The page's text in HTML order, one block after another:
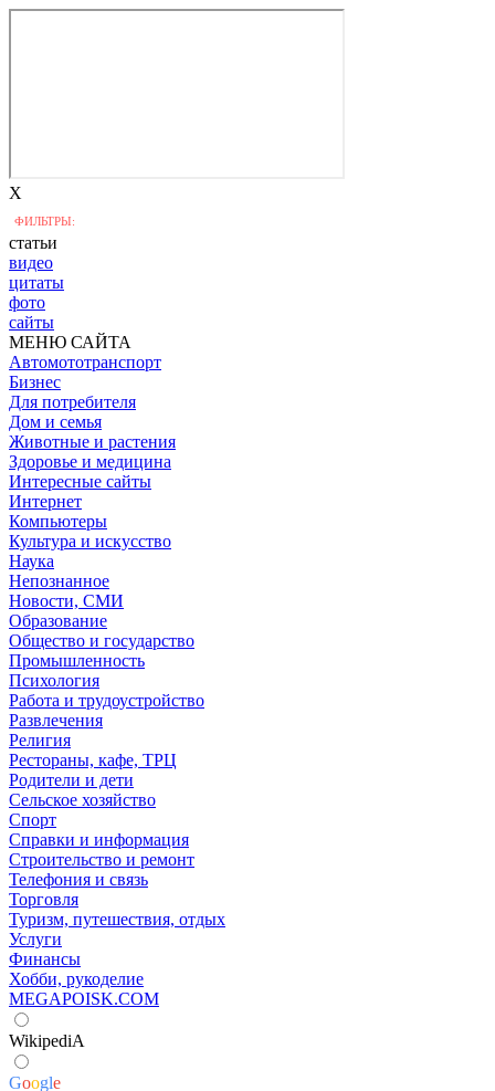
X
ФИЛЬТРЫ:
статьи
видео
цитаты
фото
сайты
МЕНЮ САЙТА
Автомототранспорт
Бизнес
Для потребителя
Дом и семья
Животные и растения
Здоровье и медицина
Интересные сайты
Интернет
Компьютеры
Культура и искусство
Наука
Непознанное
Новости, СМИ
Образование
Общество и государство
Промышленность
Психология
Работа и трудоустройство
Развлечения
Религия
Рестораны, кафе, ТРЦ
Родители и дети
Сельское хозяйство
Спорт
Справки и информация
Строительство и ремонт
Телефония и связь
Торговля
Туризм, путешествия, отдых
Услуги
Финансы
Хобби, рукоделие
MEGAPOISK.COM
WikipediA
Google